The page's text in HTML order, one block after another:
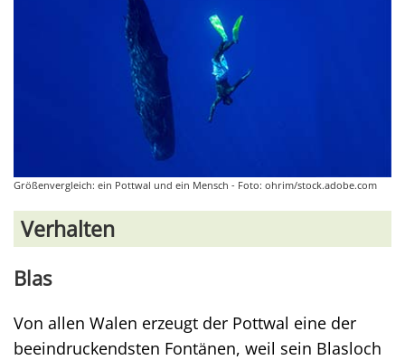
Größenvergleich: ein Pottwal und ein Mensch - Foto: ohrim/stock.adobe.com
Verhalten
Blas
Von allen Walen erzeugt der Pottwal eine der
beeindruckendsten Fontänen, weil sein Blasloch